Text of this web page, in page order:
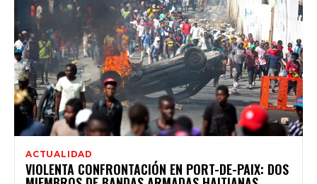
ACTUALIDAD
VIOLENTA CONFRONTACIÓN EN PORT-DE-PAIX: DOS